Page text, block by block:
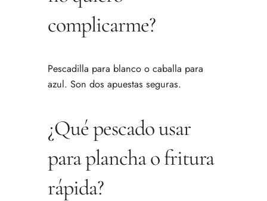
complicarme?
Pescadilla para blanco o caballa para
azul. Son dos apuestas seguras.
¿Qué pescado usar
para plancha o fritura
rápida?